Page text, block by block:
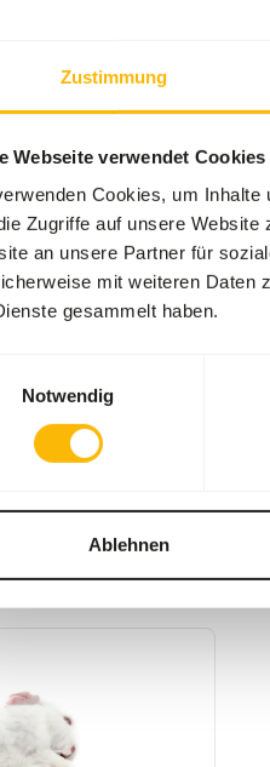
Zustimmung
Webseite verwendet Cookies
Cookies, um Inhalte
Zugriffe auf unsere
an unsere Partner für
mit weiteren Daten
gesammelt haben.
Notwendig
Ablehnen